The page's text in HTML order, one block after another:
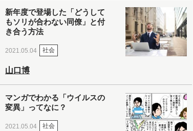
新年度で登場した「どうして
もソリが合わない同僚」と付
き合う方法
2021.05.04 社会
山口博
マンガでわかる「ウイルスの
変異」ってなに？
2021.05.04 社会